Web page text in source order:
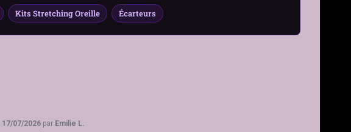
Kits Stretching Oreille Écarteurs
17/07/2026 par Emilie L.